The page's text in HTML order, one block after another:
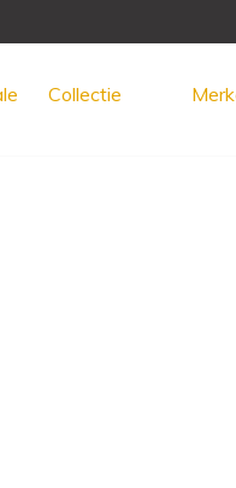
advies
Collectie